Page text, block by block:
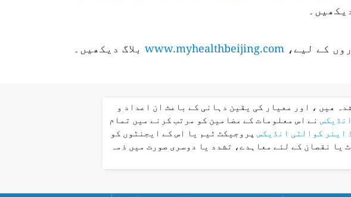
کے لیے،www.myhealthbeijing.com بلاگ دیکھیں۔
ھیں ، اور معیار کی یقین دہانی کے باعث ان اعداد و
نے اس معلومات کے مضامین کو مرتب کرنے میں تمام
ایئر کوالٹی انڈیکس پروجیکٹ ٹیم یا اس کے ایجنٹوں کو
یا نقصان کے لئے معاہدے، تشدد یا دوسری صورت میں ذمہ